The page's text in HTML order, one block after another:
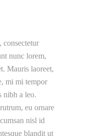
consectetur
nunc lorem,
Mauris laoreet,
mi mi tempor
nibh a leo.
eu ornare
nisl id
blandit ut